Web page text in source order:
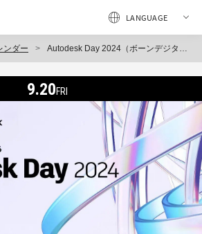
ンダー Autodesk Day 2024（ボーンデジタル）
9.20FRI